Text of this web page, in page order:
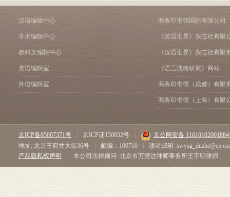
汉语编辑中心
学术编辑中心
教科文编辑中心
英语编辑室
外语编辑室
商务印书馆国际有限公司
《英语世界》杂志社有限
《汉语世界》杂志社有限
《语言战略研究》网站
商务印书馆（成都）有限
商务印书馆（上海）有限
京ICP备05007371号 京ICP证150832号
京公网安备
地址: 北京王府井大街36号
邮编：100710
读者邮箱:
产品隐私权声明
本公司法律顾问: 北京市万慧达律师事务所王宇明律师